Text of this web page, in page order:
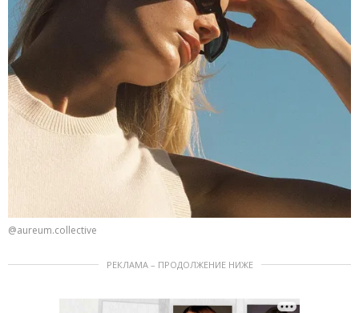
@aureum.collective
РЕКЛАМА – ПРОДОЛЖЕНИЕ НИЖЕ